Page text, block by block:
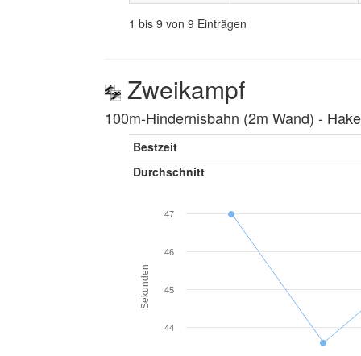
1 bis 9 von 9 Einträgen
Zweikampf
100m-Hindernisbahn (2m Wand) ‐
Bestzeit
Durchschnitt
Sekunden
44
45
46
47